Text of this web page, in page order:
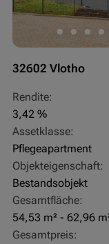
32602 Vlotho
Rendite:
3,42 %
Assetklasse:
Pflegeapartment
Objekteigenschaft:
Bestandsobjekt
Gesamtfläche:
54,53 m² - 62,96
Gesamtpreis: